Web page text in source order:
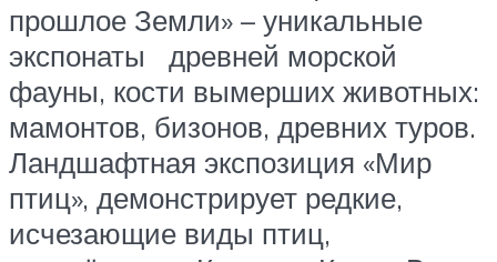
прошлое Земли» – уникальные
экспонаты древней морской
фауны, кости вымерших животных:
мамонтов, бизонов, древних туров.
Ландшафтная экспозиция «Мир
птиц», демонстрирует редкие,
исчезающие виды птиц,